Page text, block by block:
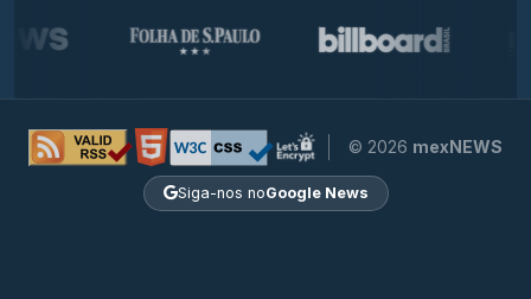
© 2026 mexNEWS
Siga-nos noGoogle News